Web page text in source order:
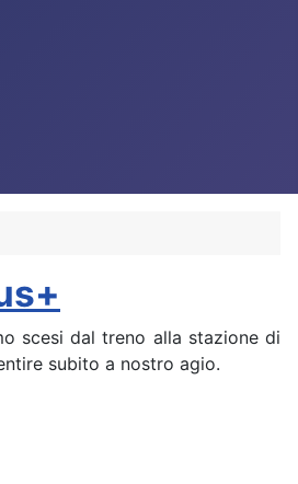
scesi dal treno alla stazione di
subito a nostro agio.